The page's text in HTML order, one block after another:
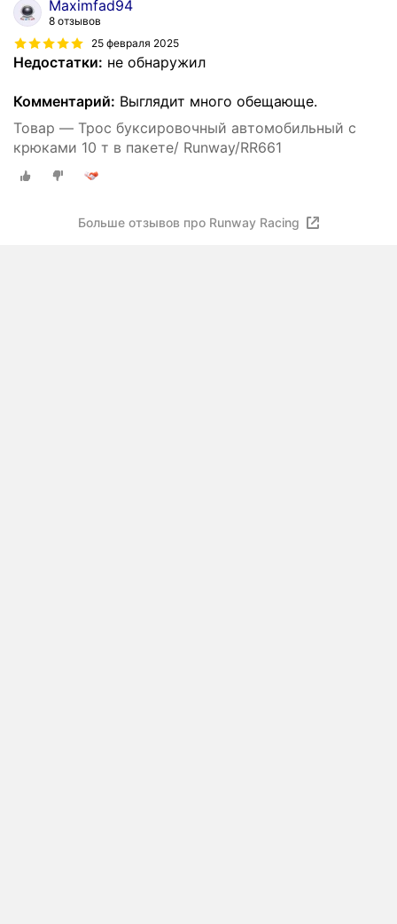
Maximfad94
8 отзывов
25 февраля 2025
Недостатки: не обнаружил
Комментарий: Выглядит много обещающе.
Товар — Трос буксировочный автомобильный с
крюками 10 т в пакете/ Runway/RR661
Больше отзывов про Runway Racing